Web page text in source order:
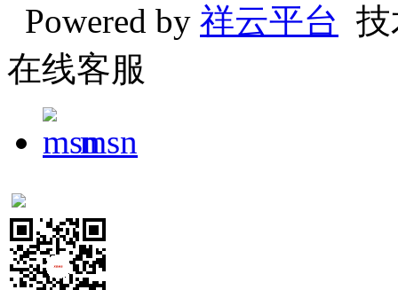
Powered by 祥云平台
在线客服
msn